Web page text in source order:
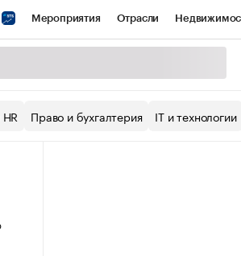
Мероприятия Отрасли
СПб Спецпроекты
Право и бухгалтерия IT и технологии